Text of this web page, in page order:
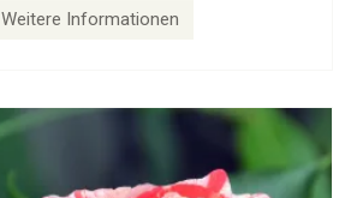
Weitere Informationen